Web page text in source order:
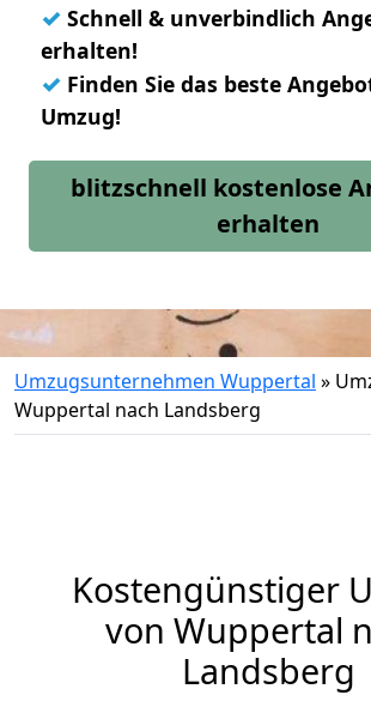
✓ Schnell & unverbindlich
erhalten!
✓ Finden Sie das beste
Umzug!
blitzschnell kostenlose
erhalten
Umzugsunternehmen Wuppertal »
Wuppertal nach Landsberg
Kostengünstiger
von Wuppertal
Landsberg